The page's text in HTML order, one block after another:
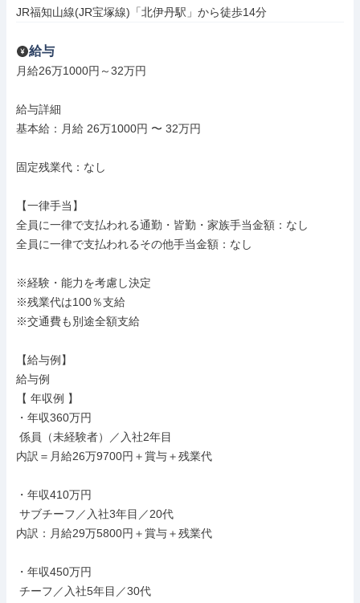
JR福知山線(JR宝塚線)「北伊丹駅」から徒歩14分
給与
月給26万1000円～32万円
給与詳細
基本給：月給 26万1000円 〜 32万円
固定残業代：なし
【一律手当】
全員に一律で支払われる通勤・皆勤・家族手当金額：なし
全員に一律で支払われるその他手当金額：なし
※経験・能力を考慮し決定
※残業代は100％支給
※交通費も別途全額支給
【給与例】
給与例
【 年収例 】
・年収360万円
内訳＝月給26万9700円＋賞与＋残業代
・年収410万円
内訳：月給29万5800円＋賞与＋残業代
・年収450万円